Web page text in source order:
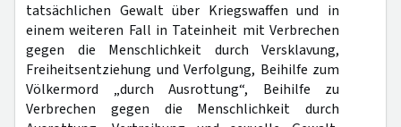
tatsächlichen Gewalt über Kriegswaffen und in
einem weiteren Fall in Tateinheit mit Verbrechen
gegen die Menschlichkeit durch Versklavung,
Freiheitsentziehung und Verfolgung, Beihilfe zum
Völkermord „durch Ausrottung“, Beihilfe zu
Verbrechen gegen die Menschlichkeit durch